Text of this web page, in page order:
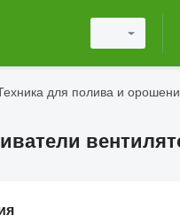
для полива и